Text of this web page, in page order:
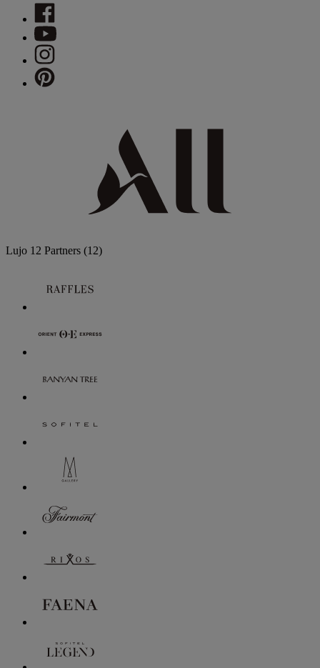
Lujo 12 Partners (12)